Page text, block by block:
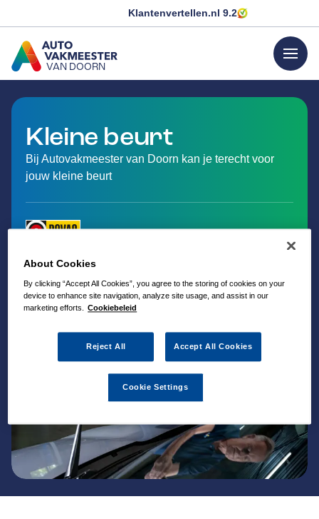
Klantenvertellen.nl 9.2
VAN DOORN
GA NAAR DE HOMEPAGINA
menu
Kleine beurt
Bij Autovakmeester van Doorn kan je terecht voor
jouw kleine beurt
About Cookies
By clicking “Accept All Cookies”, you agree to the storing of cookies on your
device to enhance site navigation, analyze site usage, and assist in our
marketing efforts.
Cookiebeleid
Reject All Accept All Cookies
Cookie Settings